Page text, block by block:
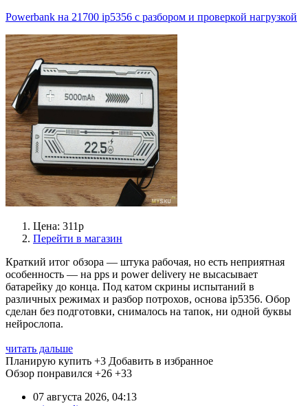
Powerbank на 21700 ip5356 c разбором и проверкой нагрузкой
Цена: 311р
Перейти в магазин
Краткий итог обзора — штука рабочая, но есть неприятная
особенность — на pps и power delivery не высасывает
батарейку до конца. Под катом скрины испытаний в
различных режимах и разбор потрохов, основа ip5356. Обор
сделан без подготовки, снималось на тапок, ни одной буквы
нейрослопа.
читать дальше
Планирую купить +3 Добавить в избранное
Обзор понравился +26 +33
07 августа 2026, 04:13